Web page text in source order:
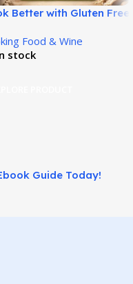
Better with Gluten Free
Food & Wine
stock
Guide Today!